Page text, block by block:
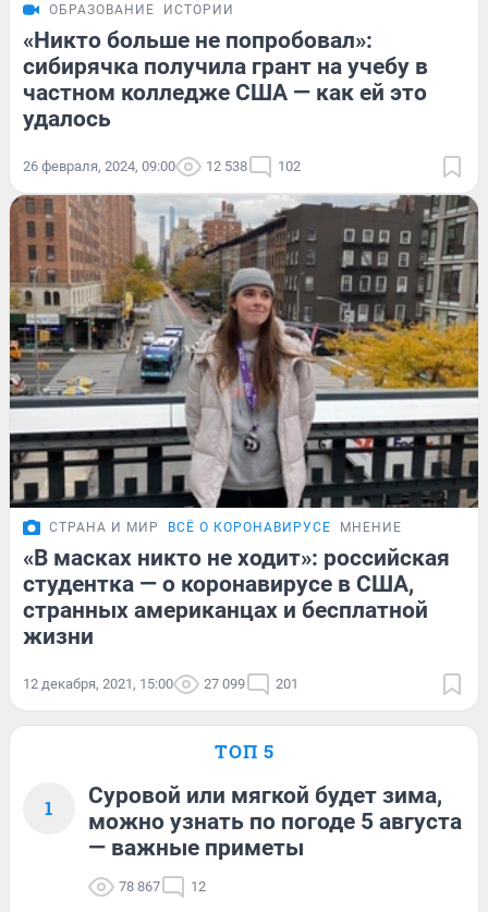
ОБРАЗОВАНИЕ ИСТОРИИ
«Никто больше не попробовал»:
сибирячка получила грант на учебу в
частном колледже США — как ей это
удалось
26 февраля, 2024, 09:00 12 538 102
СТРАНА И МИР ВСЁ О КОРОНАВИРУСЕ МНЕНИЕ
«В масках никто не ходит»: российская
студентка — о коронавирусе в США,
странных американцах и бесплатной
жизни
12 декабря, 2021, 15:00 27 099 201
ТОП 5
1
Суровой или мягкой будет зима,
можно узнать по погоде 5 августа
— важные приметы
78 867 12